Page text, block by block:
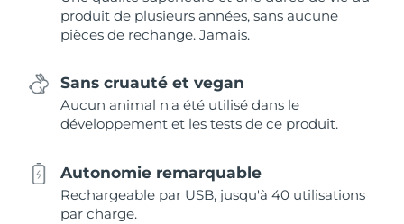
produit de plusieurs années, sans aucune
pièces de rechange. Jamais.
Sans cruauté et vegan
Aucun animal n'a été utilisé dans le
développement et les tests de ce produit.
Autonomie remarquable
Rechargeable par USB, jusqu'à 40 utilisations
par charge.